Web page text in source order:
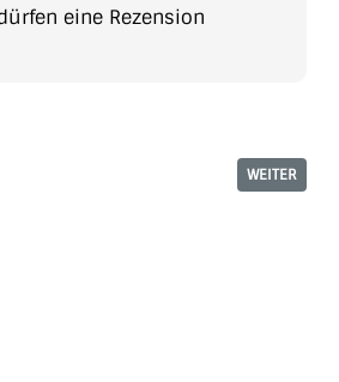
eine Rezension
WEITER